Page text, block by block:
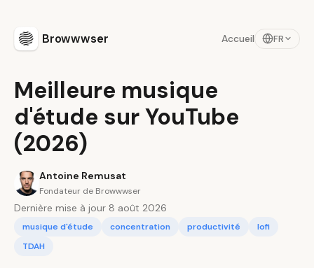
Browwwser Accueil FR
Meilleure musique
d'étude sur YouTube
(2026)
Antoine Remusat
Fondateur de Browwwser
Dernière mise à jour 8 août 2026
musique d'étude concentration productivité
lofi
TDAH